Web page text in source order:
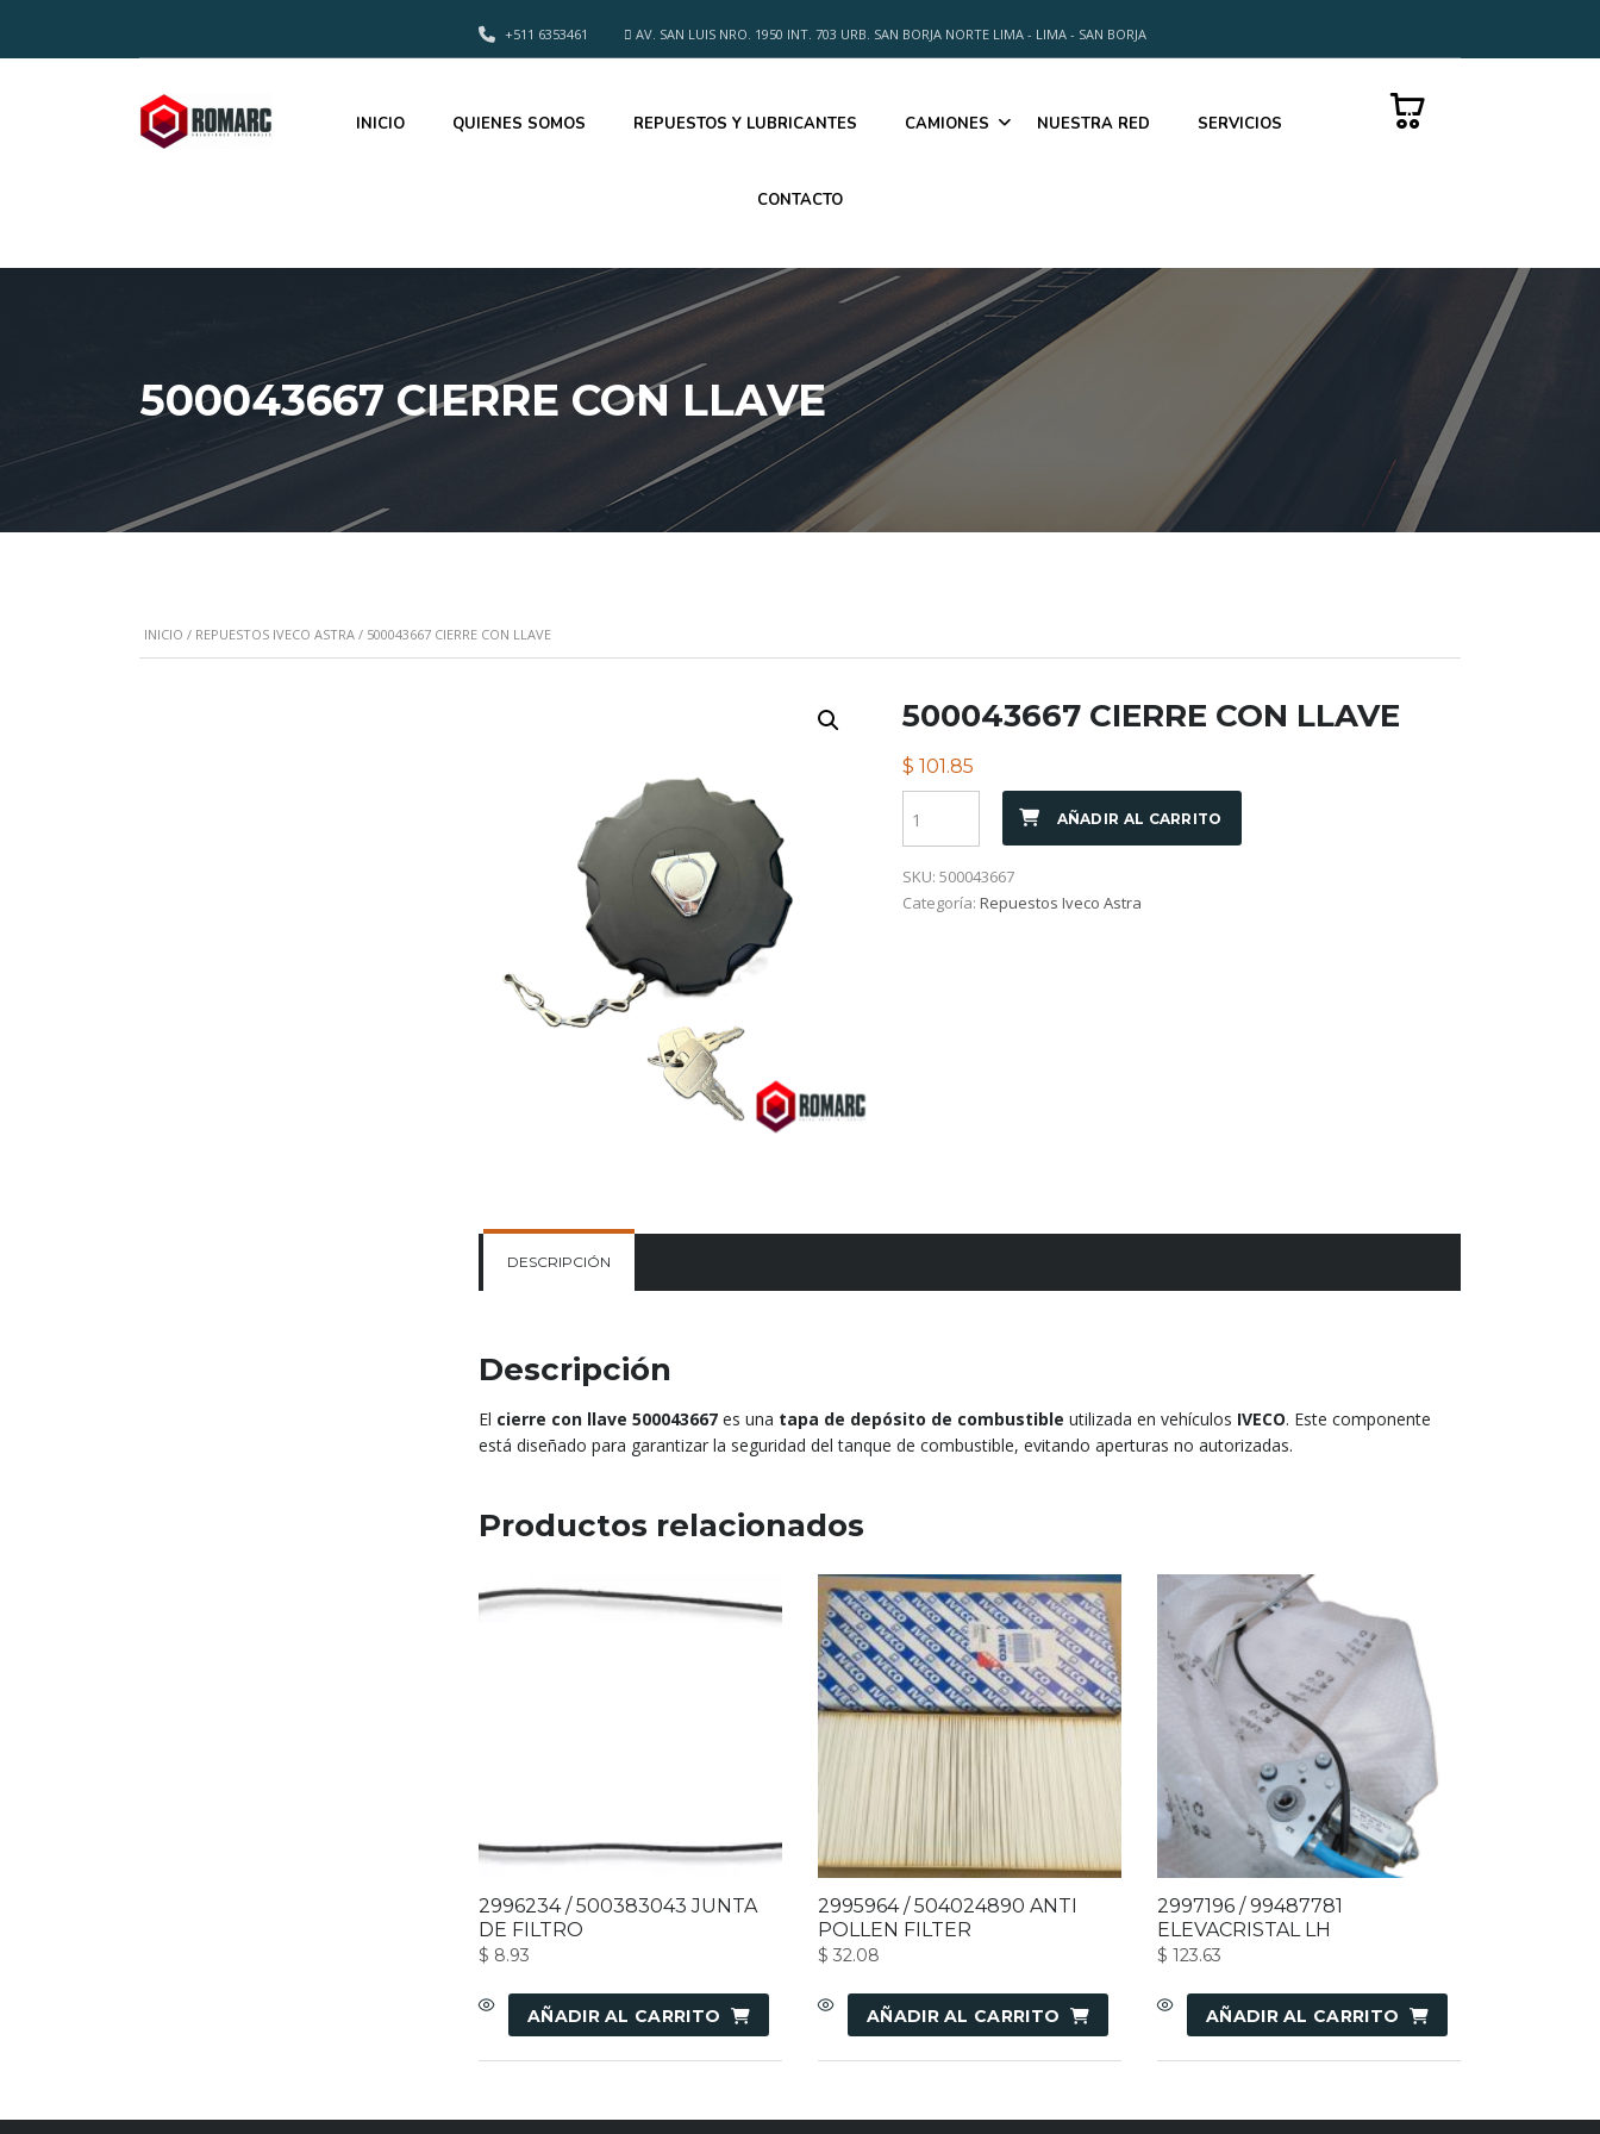
AV. SAN LUIS NRO. 1950 INT. 703 URB. SAN BORJA NORTE LIMA - LIMA - SAN BORJA
+511 6353461
0
INICIO QUIENES SOMOS REPUESTOS Y LUBRICANTES CAMIONES NUESTRA RED SERVICIOS
CONTACTO
500043667 CIERRE CON LLAVE
INICIO / REPUESTOS IVECO ASTRA / 500043667 CIERRE CON LLAVE
500043667 CIERRE CON LLAVE
$ 101.85
AÑADIR AL CARRITO
SKU:500043667
Categoría:Repuestos Iveco Astra
DESCRIPCIÓN
Descripción
El cierre con llave 500043667 es una tapa de depósito de combustible utilizada en vehículos IVECO. Este componente
está diseñado para garantizar la seguridad del tanque de combustible, evitando aperturas no autorizadas.
Productos relacionados
2996234 / 500383043 JUNTA
DE FILTRO
$ 8.93
AÑADIR AL CARRITO
2995964 / 504024890 ANTI
POLLEN FILTER
$ 32.08
AÑADIR AL CARRITO
2997196 / 99487781
ELEVACRISTAL LH
$ 123.63
AÑADIR AL CARRITO